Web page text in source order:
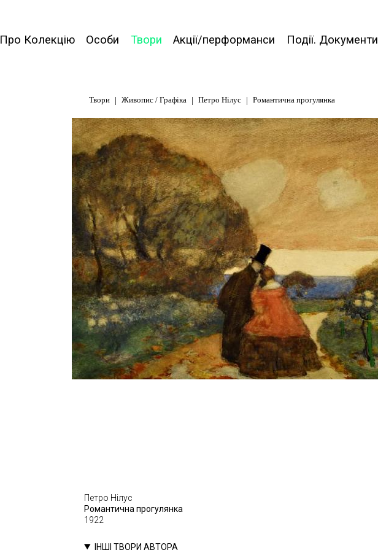
Про Колекцію Особи Твори Акції/перформанси Події. Документи
Твори Живопис / Графіка Петро Нілус Романтична прогулянка
Петро Нілус
Романтична прогулянка
1922
ІНШІ ТВОРИ АВТОРА